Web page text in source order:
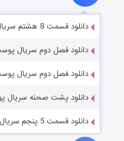
دانلود قسمت 8 هشتم سریال پوست شیر Full HD
دانلود فصل دوم سریال
دانلود فصل دوم سریال پوست
دانلود پشت صحنه سریال
دانلود قسمت 5 پنجم سریال پوست شیر Full HD